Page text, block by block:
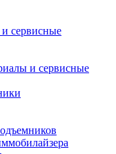
сервисные
и сервисные